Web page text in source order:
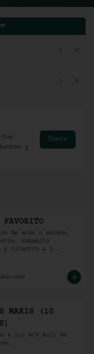
y
Únete
FAVORITO
de atún o salmón,
rabanito
y cilantro & 2
bao buns.
MAKIS (10
& 1/2 ACV Roll de